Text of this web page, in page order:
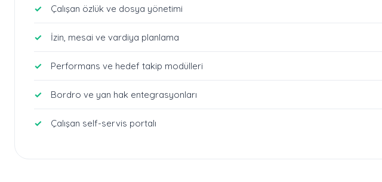
Çalışan özlük ve dosya yönetimi
İzin, mesai ve vardiya planlama
Performans ve hedef takip modülleri
Bordro ve yan hak entegrasyonları
Çalışan self-servis portalı